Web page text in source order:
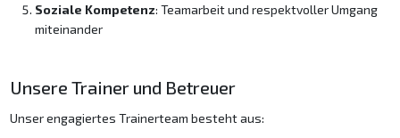
Soziale Kompetenz: Teamarbeit und respektvoller Umgang
miteinander
Unsere Trainer und Betreuer
Unser engagiertes Trainerteam besteht aus: